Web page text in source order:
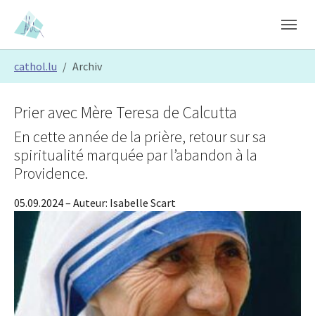
Skip to main content
Skip to page footer
cathol.lu Archiv
Prier avec Mère Teresa de Calcutta
En cette année de la prière, retour sur sa
spiritualité marquée par l’abandon à la
Providence.
05.09.2024– Auteur: Isabelle Scart